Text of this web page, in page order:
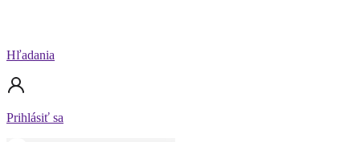
Hľadania
Prihlásiť sa